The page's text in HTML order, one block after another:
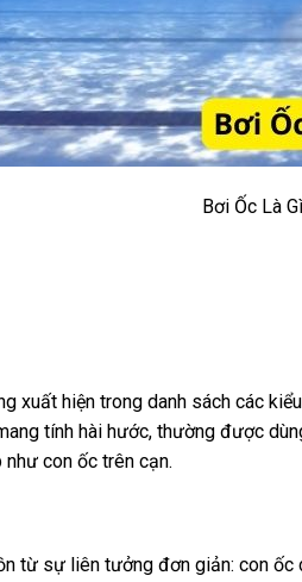
Bơi Ốc Là Gì
xuất hiện trong danh sách các
tính hài hước, thường được
con ốc trên cạn.
từ sự liên tưởng đơn giản: con